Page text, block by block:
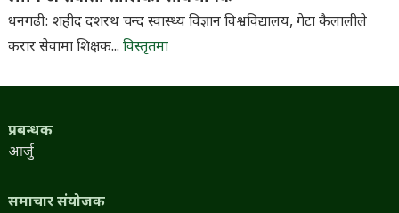
धनगढी: शहीद दशरथ चन्द स्वास्थ्य विज्ञान विश्वविद्यालय, गेटा कैलालीले
करार सेवामा शिक्षक... विस्तृतमा
प्रबन्धक
आर्जु
समाचार संयोजक